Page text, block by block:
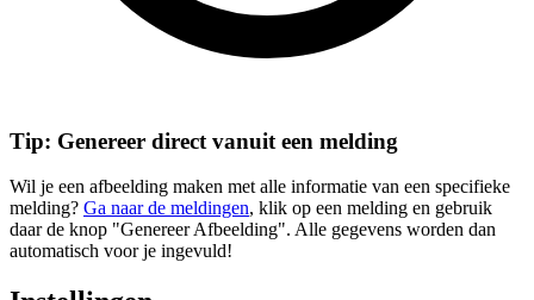
Tip: Genereer direct vanuit een melding
Wil je een afbeelding maken met alle informatie van een specifieke
melding? Ga naar de meldingen, klik op een melding en gebruik
daar de knop "Genereer Afbeelding". Alle gegevens worden dan
automatisch voor je ingevuld!